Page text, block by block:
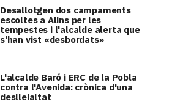
​Desallotgen dos campaments
escoltes a Alins per les
tempestes i l'alcalde alerta que
s'han vist «desbordats»
L'alcalde Baró i ERC de la Pobla
contra l'Avenida: crònica d'una
deslleialtat